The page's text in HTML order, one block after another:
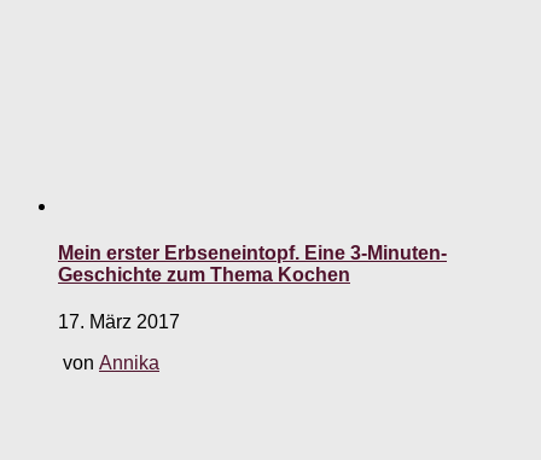
Mein erster Erbseneintopf. Eine 3-Minuten-
Geschichte zum Thema Kochen
17. März 2017
von Annika